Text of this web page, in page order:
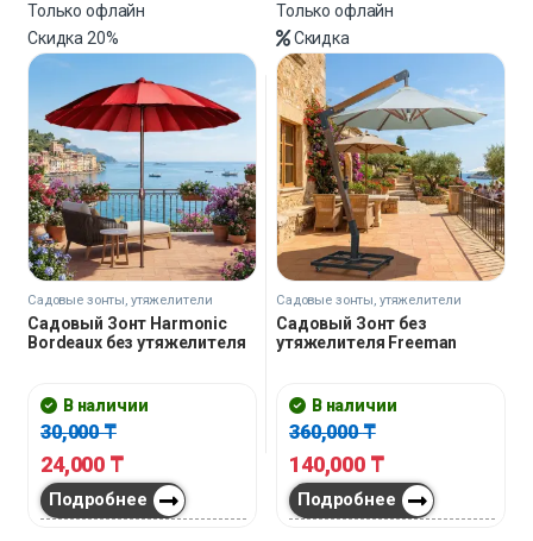
Только офлайн
Скидка 20%
Садовые зонты, утяжелители
Садовый Зонт Harmonic
Bordeaux без утяжелителя
В наличии
30,000₸
24,000 ₸
Подробнее
Только офлайн
Скидка
Садовые зонты, утяжелители
Садовый Зонт без
утяжелителя Freeman
В наличии
360,000₸
140,000 ₸
Подробнее